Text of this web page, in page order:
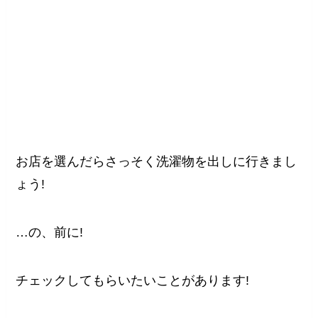
お店を選んだらさっそく洗濯物を出しに行きまし
ょう!
…の、前に!
チェックしてもらいたいことがあります!